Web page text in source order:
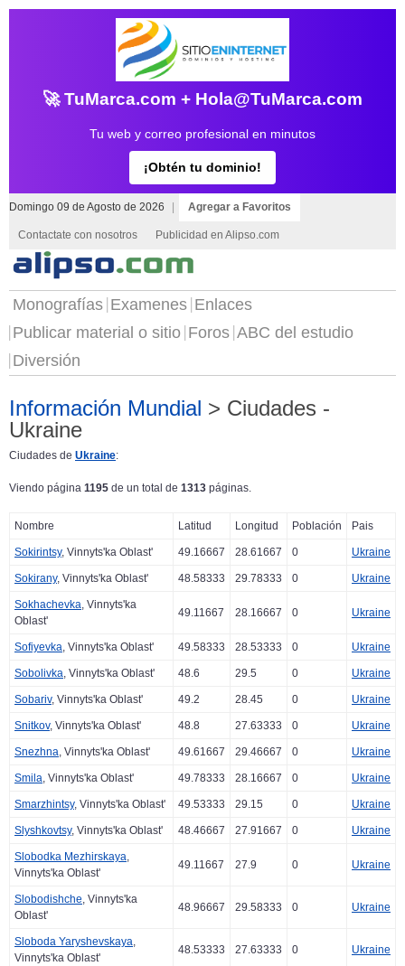
🚀 TuMarca.com + Hola@TuMarca.com
Tu web y correo profesional en minutos
¡Obtén tu dominio!
Domingo 09 de Agosto de 2026 Agregar a Favoritos
Contactate con nosotros Publicidad en Alipso.com
Monografías Examenes Enlaces
Publicar material o sitio Foros ABC del estudio
Diversión
Información Mundial > Ciudades -
Ukraine
Ciudades de Ukraine:
Viendo página 1195 de un total de 1313 páginas.
Nombre Latitud Longitud Población Pais
Sokirintsy, Vinnyts'ka Oblast' 49.16667 28.61667 0 Ukraine
Sokirany, Vinnyts'ka Oblast' 48.58333 29.78333 0 Ukraine
Sokhachevka, Vinnyts'ka
Oblast'
49.11667 28.16667 0 Ukraine
Sofiyevka, Vinnyts'ka Oblast' 49.58333 28.53333 0 Ukraine
Sobolivka, Vinnyts'ka Oblast' 48.6 29.5 0 Ukraine
Sobariv, Vinnyts'ka Oblast' 49.2 28.45 0 Ukraine
Snitkov, Vinnyts'ka Oblast' 48.8 27.63333 0 Ukraine
Snezhna, Vinnyts'ka Oblast' 49.61667 29.46667 0 Ukraine
Smila, Vinnyts'ka Oblast' 49.78333 28.16667 0 Ukraine
Smarzhintsy, Vinnyts'ka Oblast' 49.53333 29.15 0 Ukraine
Slyshkovtsy, Vinnyts'ka Oblast' 48.46667 27.91667 0 Ukraine
Slobodka Mezhirskaya,
Vinnyts'ka Oblast'
49.11667 27.9 0 Ukraine
Slobodishche, Vinnyts'ka
Oblast'
48.96667 29.58333 0 Ukraine
Sloboda Yaryshevskaya,
Vinnyts'ka Oblast'
48.53333 27.63333 0 Ukraine